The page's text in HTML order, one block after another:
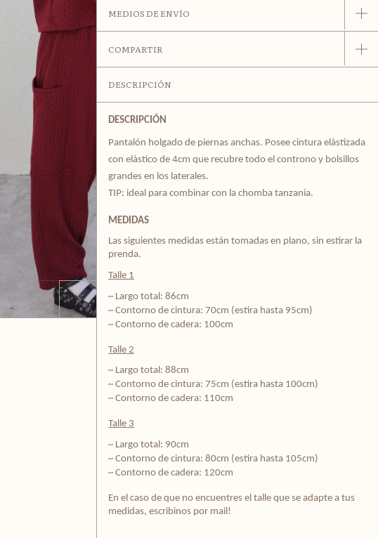
MEDIOS DE ENVÍO
COMPARTIR
DESCRIPCIÓN
DESCRIPCIÓN
Pantalón holgado de piernas anchas. Posee cintura elàstizada
con elàstico de 4cm que recubre todo el controno y bolsillos
grandes en los laterales.
TIP: ideal para combinar con la chomba tanzania.
MEDIDAS
Las siguientes medidas están tomadas en plano, sin estirar la
prenda.
Talle 1
~ Largo total: 86cm
~ Contorno de cintura: 70cm (estira hasta 95cm)
~ Contorno de cadera: 100cm
Talle 2
~ Largo total: 88cm
~ Contorno de cintura: 75cm (estira hasta 100cm)
~ Contorno de cadera: 110cm
Talle 3
~ Largo total: 90cm
~ Contorno de cintura: 80cm (estira hasta 105cm)
~ Contorno de cadera: 120cm
En el caso de que no encuentres el talle que se adapte a tus
medidas, escribinos por mail!